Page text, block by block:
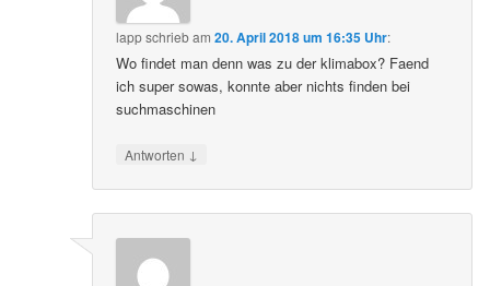
lappschriebam20. April 2018 um 16:35 Uhr:
Wo findet man denn was zu der klimabox? Faend
ich super sowas, konnte aber nichts finden bei
suchmaschinen
Antworten ↓